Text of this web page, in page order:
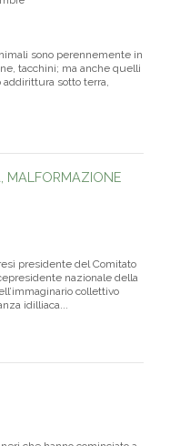
sono perennemente in
tacchini; ma anche quelli
sotto terra,
MALFORMAZIONE
presidente del Comitato
nazionale della
collettivo
idilliaca...